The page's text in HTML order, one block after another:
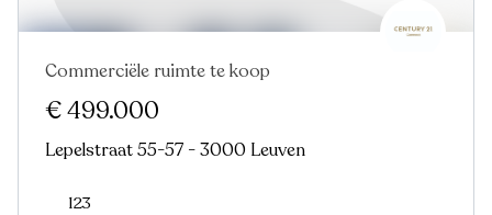
Commerciële ruimte te koop
€ 499.000
Lepelstraat 55-57 - 3000 Leuven
123